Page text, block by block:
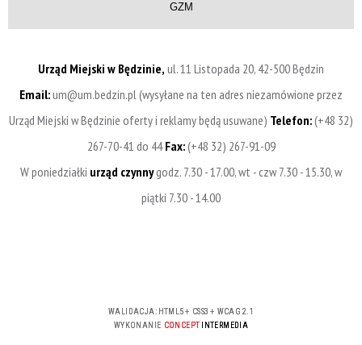
GZM
Urząd Miejski w Będzinie, ul. 11 Listopada 20, 42-500 Będzin
Email:um@um.bedzin.pl (wysyłane na ten adres niezamówione przez
Urząd Miejski w Będzinie oferty i reklamy będą usuwane) Telefon:(+48 32)
267-70-41 do 44Fax:(+48 32) 267-91-09
W poniedziałki urząd czynnygodz. 7.30 - 17.00, wt - czw 7.30 - 15.30, w
piątki 7.30 - 14.00
WALIDACJA: HTML5+ CSS3 + WCAG 2.1
WYKONANIE CONCEPT INTERMEDIA